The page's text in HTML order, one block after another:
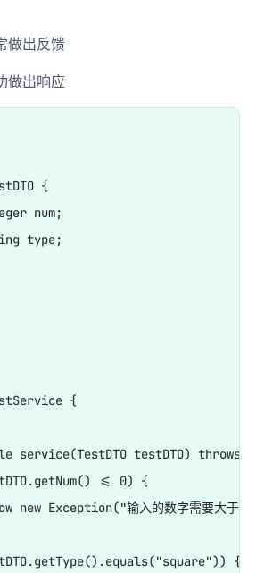
做出反馈
做出响应
{
num;
type;
{
testDTO) throws
<= 0) {
输入的数字需要大于
{